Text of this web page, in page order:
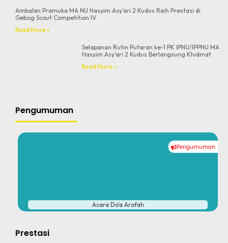
Ambalan Pramuka MA NU Hasyim Asy’ari 2 Kudus Raih Prestasi di
Gebog Scout Competition IV
Read More »
Selapanan Rutin Putaran ke-1 PK IPNU/IPPNU MA
Hasyim Asy’ari 2 Kudus Berlangsung Khidmat
Read More »
Pengumuman
Pengumuman
Acara Do'a Arofah
Prestasi